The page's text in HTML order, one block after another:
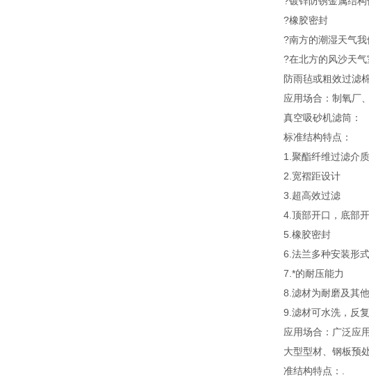
?橡胶密封
?南方的潮湿天气
?在北方的风沙天
防雨毡或粗效过滤
应用场合：制氧厂
真空吸砂机滤筒：
标准结构特点：
1.聚酯纤维过滤介
2.宽褶距设计
3.超高效过滤
4.顶部开口，底部
5.橡胶密封
6.法兰多种安装形式
7.*的耐压能力
8.滤材为耐磨及其
9.滤材可水洗，反
应用场合：广泛应
大型型材、钢板预
准结构特点：.